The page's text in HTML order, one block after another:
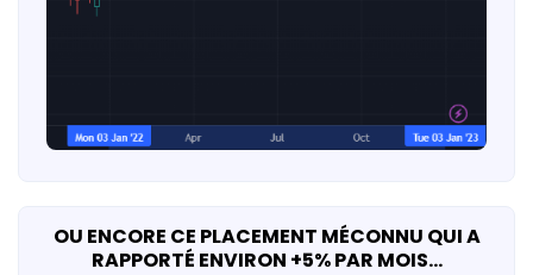
OU ENCORE CE PLACEMENT MÉCONNU QUI A
RAPPORTÉ ENVIRON +5% PAR MOIS…